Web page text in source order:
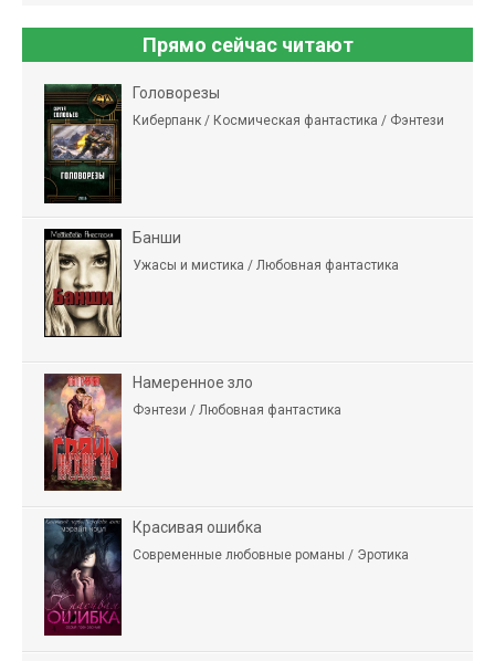
Прямо сейчас читают
Головорезы
Киберпанк / Космическая фантастика / Фэнтези
Банши
Ужасы и мистика / Любовная фантастика
Намеренное зло
Фэнтези / Любовная фантастика
Красивая ошибка
Современные любовные романы / Эротика